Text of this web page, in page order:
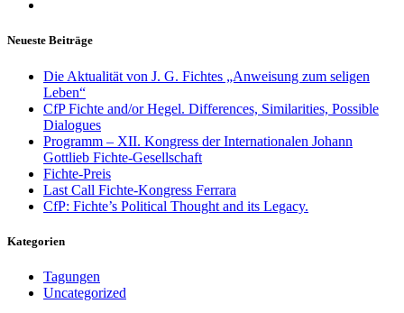
Neueste Beiträge
Die Aktualität von J. G. Fichtes „Anweisung zum seligen
Leben“
CfP Fichte and/or Hegel. Differences, Similarities, Possible
Dialogues
Programm – XII. Kongress der Internationalen Johann
Gottlieb Fichte-Gesellschaft
Fichte-Preis
Last Call Fichte-Kongress Ferrara
CfP: Fichte’s Political Thought and its Legacy.
Kategorien
Tagungen
Uncategorized